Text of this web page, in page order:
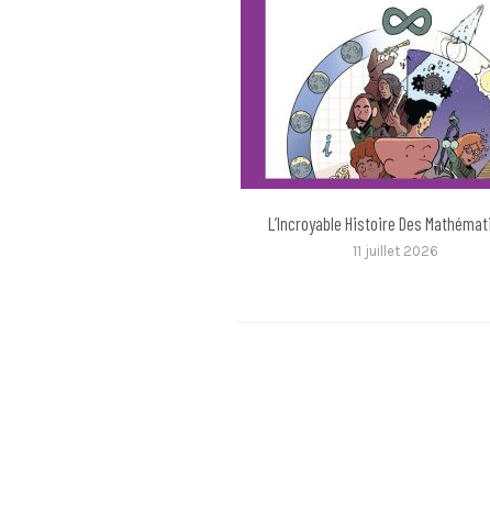
L’Incroyable Histoire Des
11 juillet 2026